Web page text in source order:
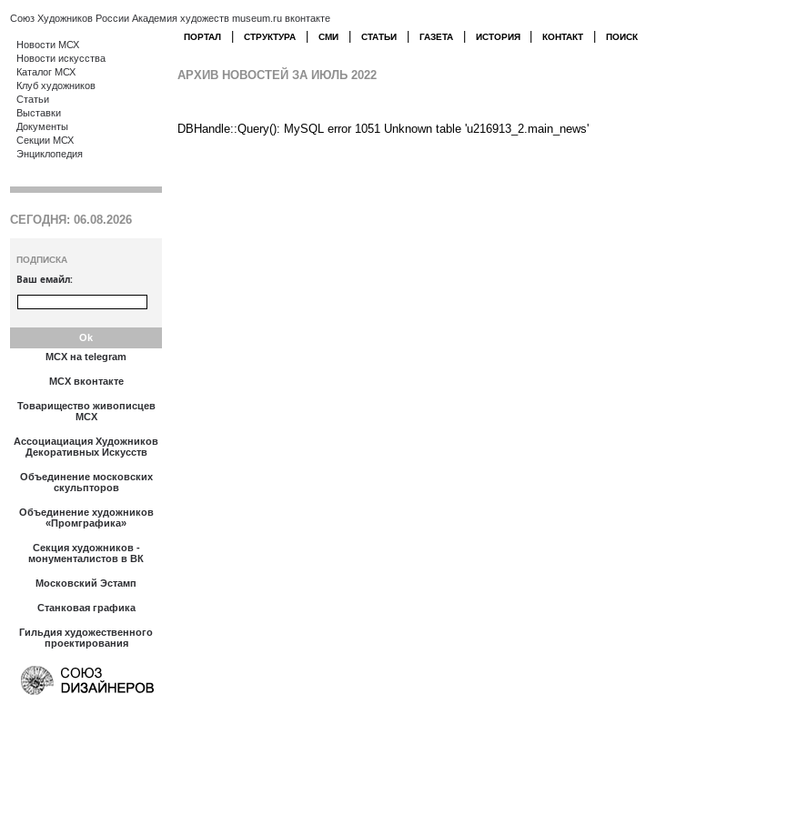
Союз Художников России Академия художеств museum.ru вконтакте
Новости МСХ
Новости искусства
Каталог МСХ
Клуб художников
Статьи
Выставки
Документы
Секции МСХ
Энциклопедия
СЕГОДНЯ: 06.08.2026
ПОДПИСКА
Ваш емайл:
МСХ на telegram
МСХ вконтакте
Товарищество живописцев
МСХ
Ассоциациация Художников
Декоративных Искусств
Объединение московских
скульпторов
Объединение художников
«Промграфика»
Секция художников -
монументалистов в ВК
Московский Эстамп
Станковая графика
Гильдия художественного
проектирования
ПОРТАЛ СТРУКТУРА СМИ СТАТЬИ ГАЗЕТА ИСТОРИЯ КОНТАКТ ПОИСК
АРХИВ НОВОСТЕЙ ЗА ИЮЛЬ 2022
DBHandle::Query(): MySQL error 1051 Unknown table 'u216913_2.main_news'